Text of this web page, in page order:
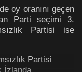
oy oranını geçen
Parti seçimi 3.
Partisi ise
Partisi